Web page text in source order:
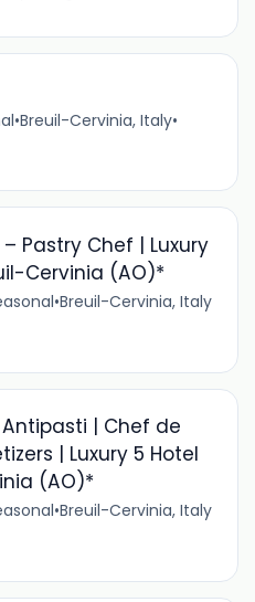
•Breuil-Cervinia, Italy•
Pastry Chef | Luxury
Cervinia (AO)*
•Breuil-Cervinia, Italy
| Chef de
| Luxury 5 Hotel
(AO)*
•Breuil-Cervinia, Italy